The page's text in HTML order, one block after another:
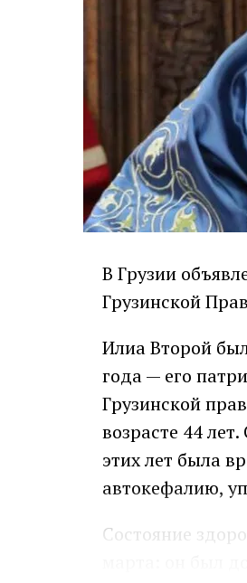
В Грузии
Грузинской
Илиа Второй
года — его
Грузинской
возрасте 44
этих лет была
автокефалию,
Состояние